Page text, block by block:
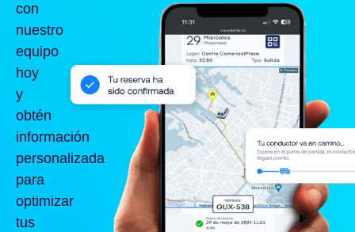
con
nuestro
equipo
hoy
y
obtén
información
personalizada
para
optimizar
tus